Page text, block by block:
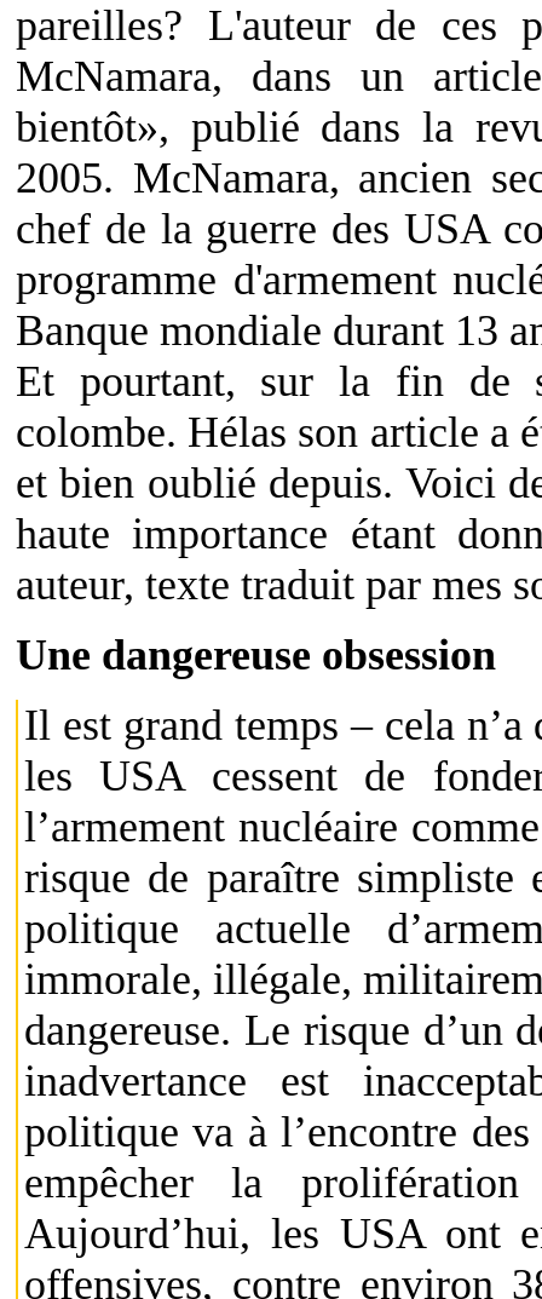
pareilles? L'auteur de ces
McNamara, dans un
bientôt», publié dans la
2005. McNamara, ancien
chef de la guerre des USA
programme d'armement
Banque mondiale durant 13
Et pourtant, sur la fin de
colombe. Hélas son article a
et bien oublié depuis. Voici
haute importance étant
auteur, texte traduit par mes
Une dangereuse obsession
Il est grand temps – cela
les USA cessent de
l’armement nucléaire
risque de paraître simpliste
politique actuelle
immorale, illégale,
dangereuse. Le risque d’un
inadvertance est
politique va à l’encontre
empêcher la
Aujourd’hui, les USA ont
offensives, contre environ